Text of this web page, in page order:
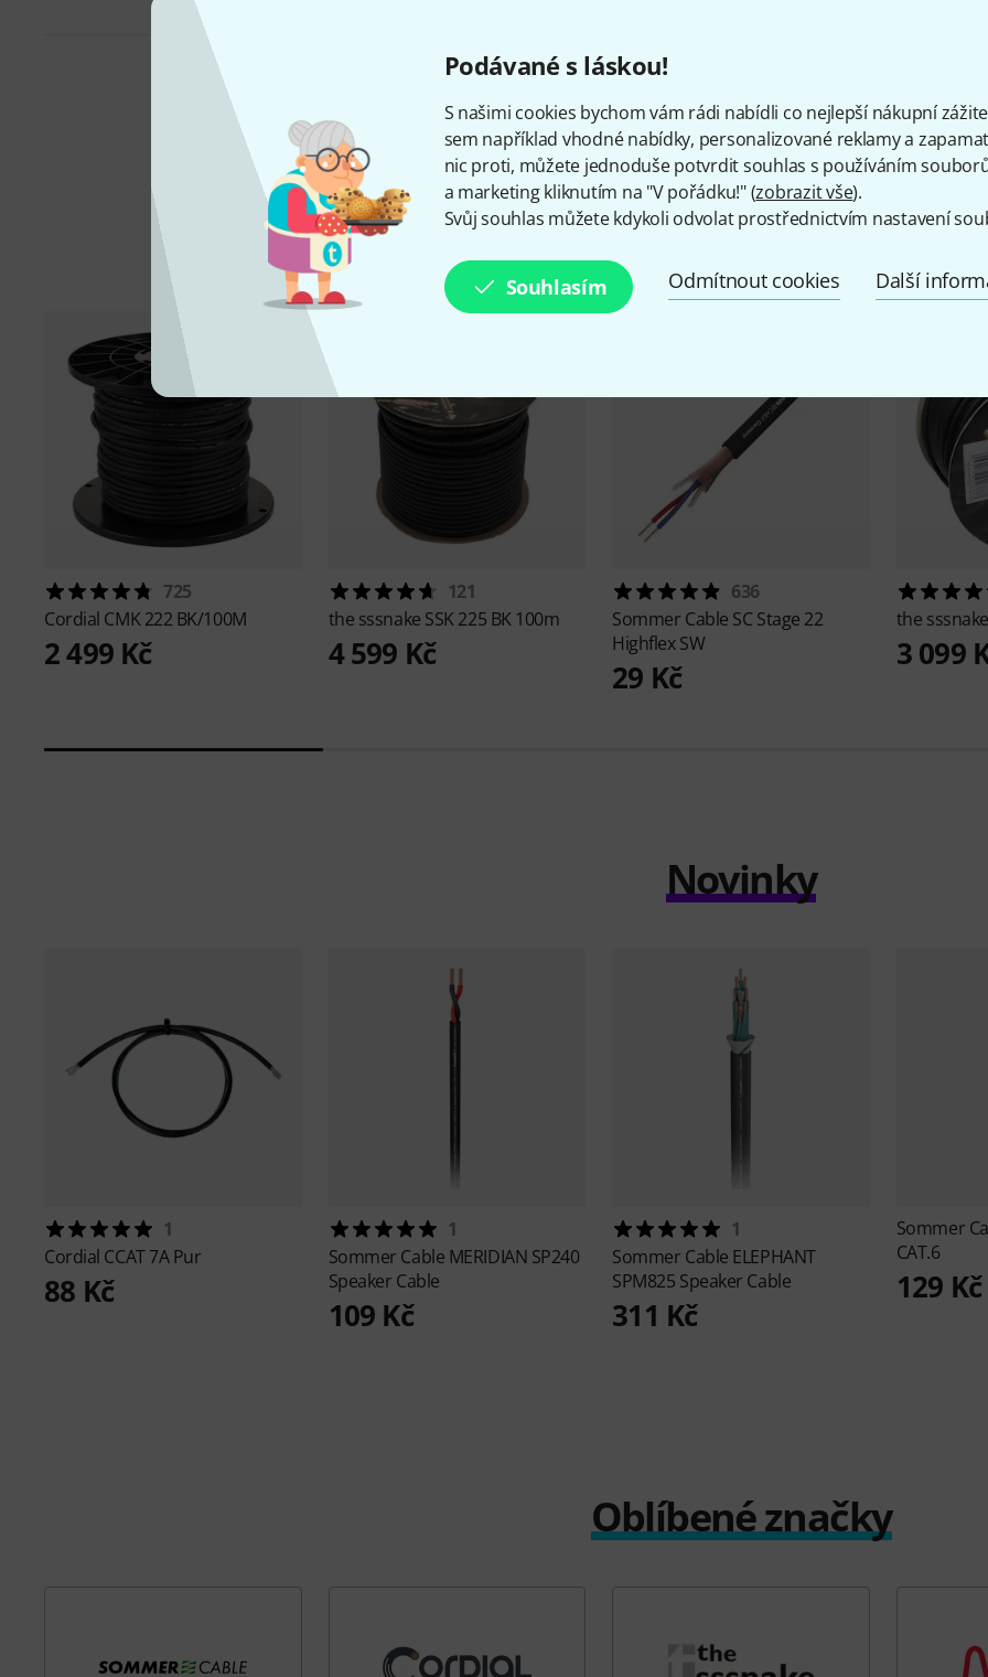
Podávané s láskou!
S našimi cookies bychom vám rádi nabídli co nejlepší nákupní
sem například vhodné nabídky, personalizované reklamy a
nic proti, můžete jednoduše potvrdit souhlas s používáním
a marketing kliknutím na "V pořádku!" (zobrazit vše).
Svůj souhlas můžete kdykoli odvolat prostřednictvím nastavení
Souhlasím Odmítnout cookies Další
Aktuálně oblíbené
725
Cordial CMK 222 BK/100M
2 499 Kč
121
the sssnake SSK 225 BK 100m
4 599 Kč
636
Sommer Cable SC Stage 22
Highflex SW
29 Kč
the sssnake
3 099
Novinky
1
Cordial CCAT 7A Pur
88 Kč
1
Sommer Cable MERIDIAN SP240
Speaker Cable
109 Kč
1
Sommer Cable ELEPHANT
SPM825 Speaker Cable
311 Kč
Sommer
CAT.6
129 Kč
Oblíbené značky